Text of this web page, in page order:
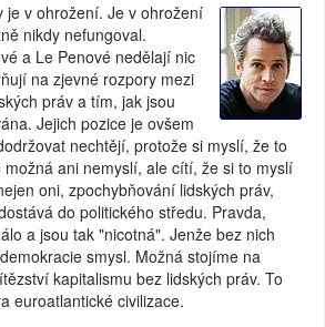
je v ohrožení. Je v ohrožení
nikdy nefungoval.
a Le Penové nedělají nic
na zjevné rozpory mezi
práv a tím, jak jsou
Jejich pozice je ovšem
nechtějí, protože si myslí, že to
možná ani nemyslí, ale cítí, že si to myslí
oni, zpochybňování lidských práv,
do politického středu. Pravda,
a jsou tak "nicotná". Jenže bez nich
smysl. Možná stojíme na
kapitalismu bez lidských práv. To
euroatlantické civilizace.